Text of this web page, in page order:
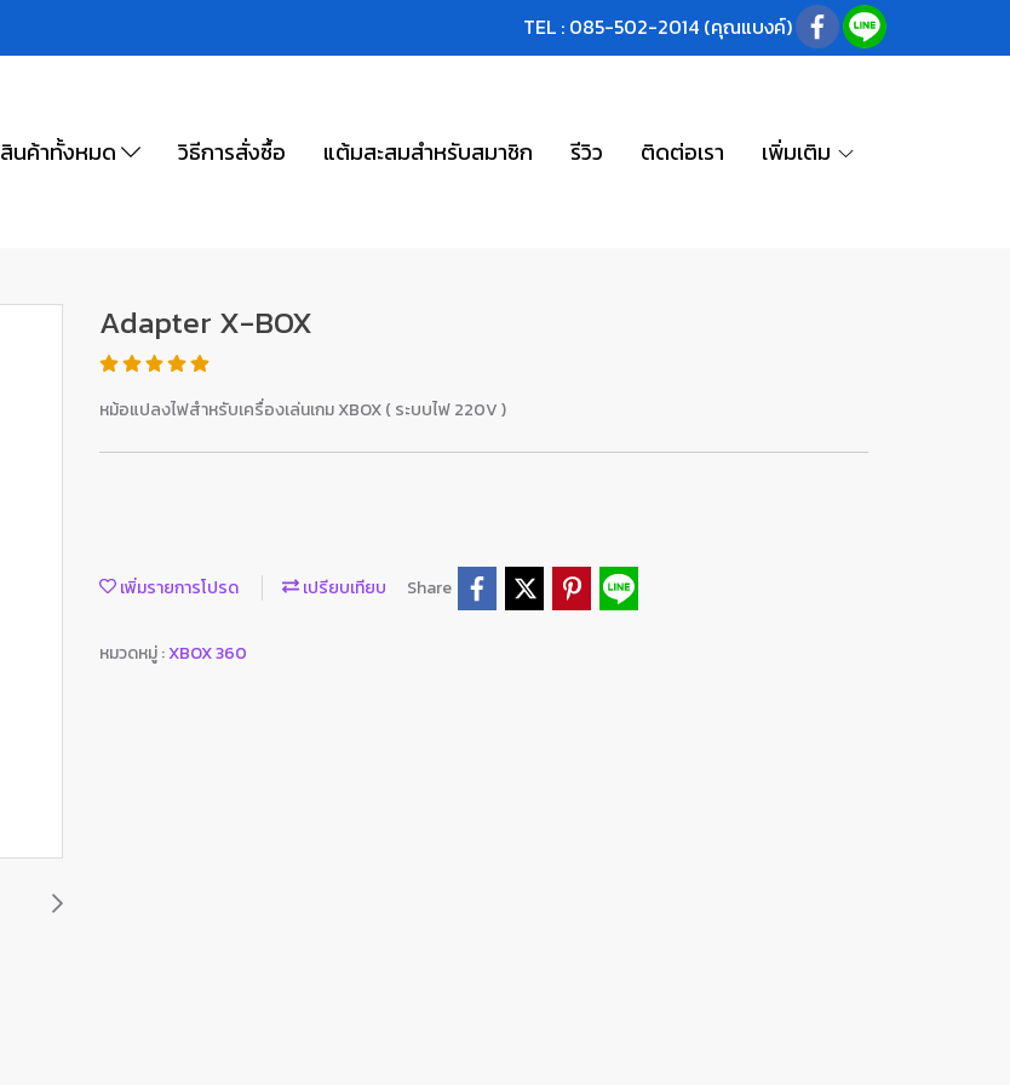
TEL : 085-502-2014 (คุณแบงค์)
สินค้าทั้งหมด วิธีการสั่งซื้อ แต้มสะสมสำหรับสมาชิก รีวิว ติดต่อเรา เพิ่มเติม
Adapter X-BOX
หม้อแปลงไฟสำหรับเครื่องเล่นเกม XBOX ( ระบบไฟ 220V )
เพิ่มรายการโปรด เปรียบเทียบ Share
หมวดหมู่ :XBOX 360